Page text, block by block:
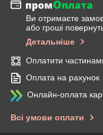
Ви отримаєте
або гроші
Детальніше
Оплатити
Оплата на рахунок
Онлайн-оплата
Всі умови оплати